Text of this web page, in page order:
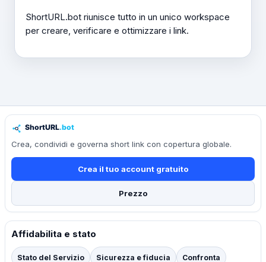
ShortURL.bot riunisce tutto in un unico workspace
per creare, verificare e ottimizzare i link.
Crea, condividi e governa short link con copertura globale.
Crea il tuo account gratuito
Prezzo
Affidabilita e stato
Stato del Servizio Sicurezza e fiducia Confronta